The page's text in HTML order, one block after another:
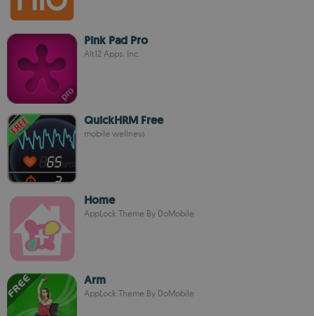
Pink Pad Pro
Alt12 Apps, Inc.
QuickHRM Free
mobile wellness
Home
AppLock Theme By DoMobile
Arm
AppLock Theme By DoMobile